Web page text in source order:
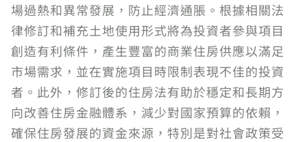
場過熱和異常發展，防止經濟通脹。根據相關法
律修訂和補充土地使用形式將為投資者參與項目
創造有利條件，產生豐富的商業住房供應以滿足
市場需求，並在實施項目時限制表現不佳的投資
者。此外，修訂後的住房法有助於穩定和長期方
向改善住房金融體系，減少對國家預算的依賴，
確保住房發展的資金來源，特別是對社會政策受